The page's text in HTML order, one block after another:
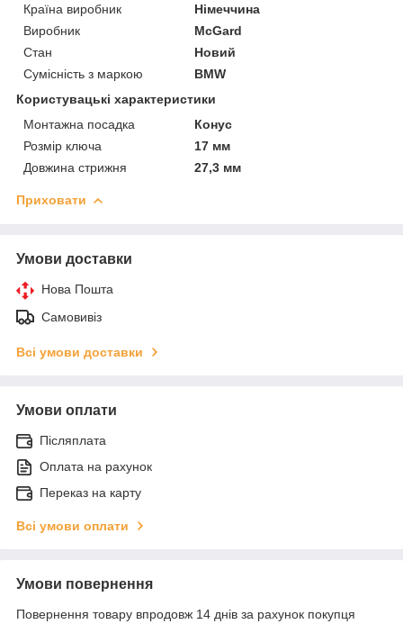
Країна виробник
Німеччина
Виробник
McGard
Стан
Новий
Сумісність з маркою
BMW
Користувацькі характеристики
Монтажна посадка
Конус
Розмір ключа
17 мм
Довжина стрижня
27,3 мм
Приховати
Умови доставки
Нова Пошта
Самовивіз
Всі умови доставки
Умови оплати
Післяплата
Оплата на рахунок
Переказ на карту
Всі умови оплати
Умови повернення
Повернення товару впродовж 14 днів за рахунок покупця